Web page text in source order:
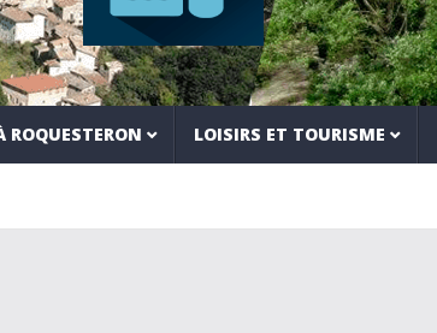
ROQUESTERON LOISIRS ET TOURISME